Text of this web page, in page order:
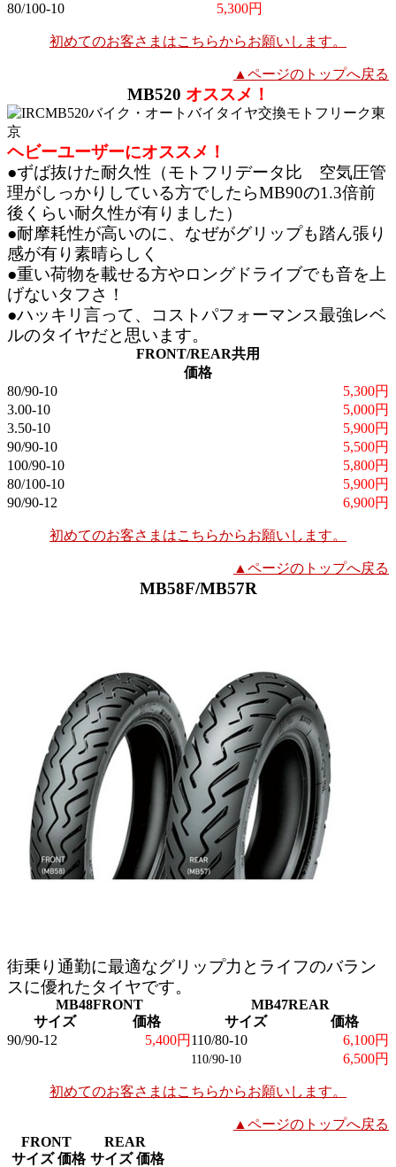
80/100-10 5,300円
初めてのお客さまはこちらからお願いします。
▲ページのトップへ戻る
MB520 オススメ！
ヘビーユーザーにオススメ！
●ずば抜けた耐久性（モトフリデータ比 空気圧管
理がしっかりしている方でしたらMB90の1.3倍前
後くらい耐久性が有りました）
●耐摩耗性が高いのに、なぜがグリップも踏ん張り
感が有り素晴らしく
●重い荷物を載せる方やロングドライブでも音を上
げないタフさ！
●ハッキリ言って、コストパフォーマンス最強レベ
ルのタイヤだと思います。
FRONT/REAR共用
価格
80/90-10
5,300円
3.00-10
5,000円
3.50-10
5,900円
90/90-10
5,500円
100/90-10
5,800円
80/100-10
5,900円
90/90-12
6,900円
初めてのお客さまはこちらからお願いします。
▲ページのトップへ戻る
MB58F/MB57R
街乗り通勤に最適なグリップ力とライフのバラン
スに優れたタイヤです。
MB48FRONT
MB47REAR
サイズ
価格 サイズ
価格
90/90-12
5,400円 110/80-10 6,100円
110/90-10 6,500円
初めてのお客さまはこちらからお願いします。
▲ページのトップへ戻る
FRONT
REAR
サイズ 価格 サイズ 価格